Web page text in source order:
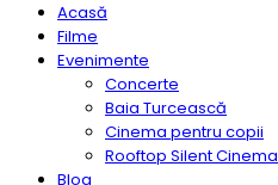
Acasă
Filme
Evenimente
Concerte
Baia Turcească
Cinema pentru copii
Rooftop Silent Cinema
Blog